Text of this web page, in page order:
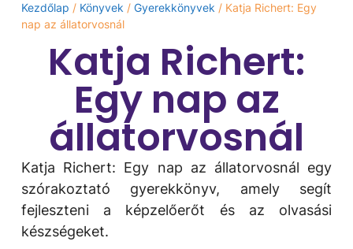
Kezdőlap / Könyvek/ Gyerekkönyvek/ Katja Richert: Egy ​
nap az állatorvosnál
Katja Richert:
Egy ​nap az
állatorvosnál
Katja Richert: Egy ​nap az állatorvosnál egy
szórakoztató gyerekkönyv, amely segít
fejleszteni a képzelőerőt és az olvasási
készségeket.